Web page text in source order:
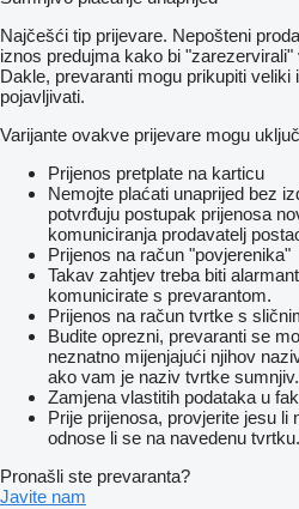
Najčešći tip prijevare. Nepošteni
iznos predujma kako bi
Dakle, prevaranti mogu prikupiti
pojavljivati.
Varijante ovakve prijevare mogu
Prijenos pretplate na karticu
Nemojte plaćati unaprijed bez
potvrđuju postupak prijenosa
komuniciranja prodavatelj
Prijenos na račun "povjerenika"
Takav zahtjev treba biti
komunicirate s prevarantom.
Prijenos na račun tvrtke s
Budite oprezni, prevaranti se
neznatno mijenjajući njihov
ako vam je naziv tvrtke sumnjiv.
Zamjena vlastitih podataka u
Prije prijenosa, provjerite jesu li
odnose li se na navedenu tvrtku.
Pronašli ste prevaranta?
Javite nam